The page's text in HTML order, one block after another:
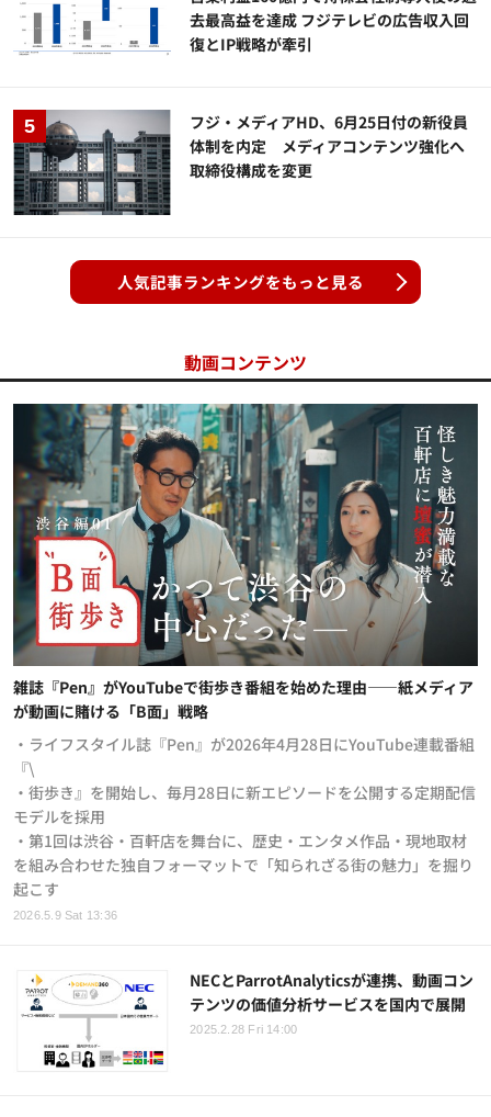
去最高益を達成 フジテレビの広告収入回
復とIP戦略が牽引
フジ・メディアHD、6月25日付の新役員
体制を内定 メディアコンテンツ強化へ
取締役構成を変更
人気記事ランキングをもっと見る
動画コンテンツ
2026.5.9 Sat 13:36
雑誌『Pen』がYouTubeで街歩き番組を始めた理由——紙メディア
が動画に賭ける「B面」戦略
・ライフスタイル誌『Pen』が2026年4月28日にYouTube連載番組
『\
・街歩き』を開始し、毎月28日に新エピソードを公開する定期配信
モデルを採用
・第1回は渋谷・百軒店を舞台に、歴史・エンタメ作品・現地取材
を組み合わせた独自フォーマットで「知られざる街の魅力」を掘り
起こす
NECとParrotAnalyticsが連携、動画コン
テンツの価値分析サービスを国内で展開
2025.2.28 Fri 14:00